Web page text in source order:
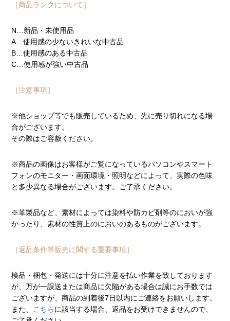
［商品ランクについて］
N…新品・未使用品
A…使用感の少ないきれいな中古品
B…使用感のある中古品
C…使用感が強い中古品
［注意事項］
※他ショップ等でも販売しているため、先に売り切れになる場
合がございます。
その際はご容赦ください。
※商品の画像はお客様がご覧になっているパソコンやスマート
フォンのモニター・画面環境・照明などによって、実際の色味
と多少異なる場合がございます。ご了承ください。
※革製品など、素材によっては染料や防カビ剤等のにおいが強
かったり、素材の性質上のにおいのあるものがございます。
［返品条件等販売に関する重要事項］
検品・梱包・発送には十分に注意を払い作業を致しております
が、万が一誤送または商品に欠陥がある場合は誠にお手数では
ございますが、商品の到着後7日以内にご連絡をお願いします。
また、
こちらに該当する場合、返品をお受けできませんので、